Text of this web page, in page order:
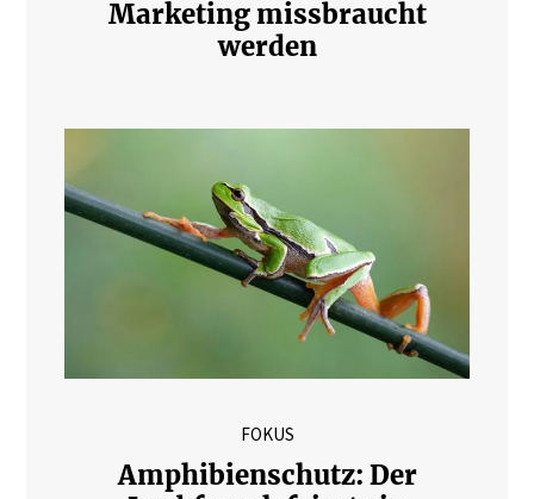
Marketing missbraucht
werden
FOKUS
Amphibienschutz: Der